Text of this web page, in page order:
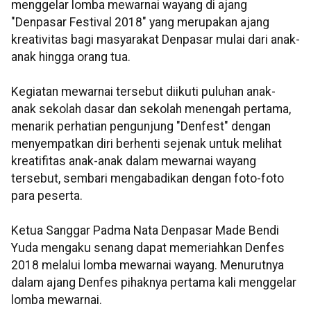
menggelar lomba mewarnai wayang di ajang
"Denpasar Festival 2018" yang merupakan ajang
kreativitas bagi masyarakat Denpasar mulai dari anak-
anak hingga orang tua.
Kegiatan mewarnai tersebut diikuti puluhan anak-
anak sekolah dasar dan sekolah menengah pertama,
menarik perhatian pengunjung "Denfest" dengan
menyempatkan diri berhenti sejenak untuk melihat
kreatifitas anak-anak dalam mewarnai wayang
tersebut, sembari mengabadikan dengan foto-foto
para peserta.
Ketua Sanggar Padma Nata Denpasar Made Bendi
Yuda mengaku senang dapat memeriahkan Denfes
2018 melalui lomba mewarnai wayang. Menurutnya
dalam ajang Denfes pihaknya pertama kali menggelar
lomba mewarnai.